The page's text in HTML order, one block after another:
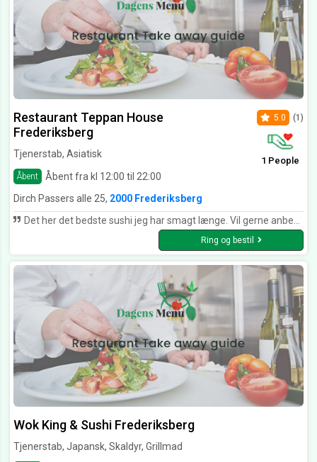
Restaurant Teppan House
Frederiksberg
Tjenerstab, Asiatisk
Åbent Åbent fra kl 12:00 til 22:00
5.0 (1)
1 People
Dirch Passers alle 25, 2000 Frederiksberg
Det her det bedste sushi jeg har smagt længe. Vil gerne anbefale restauranten til andre????✅
Ring og bestil
Wok King & Sushi Frederiksberg
Tjenerstab, Japansk, Skaldyr, Grillmad